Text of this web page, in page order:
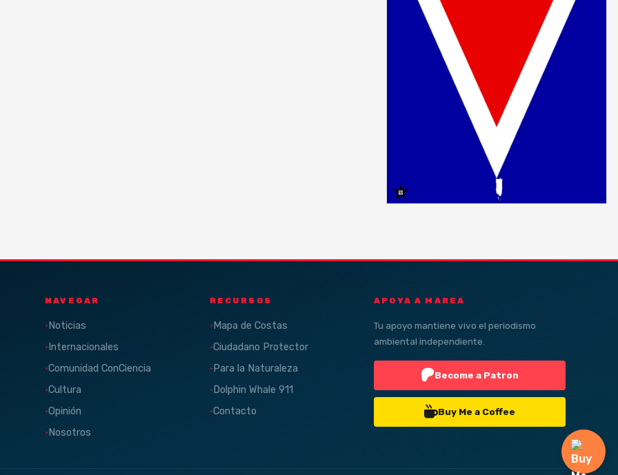
NAVEGAR
Noticias
Internacionales
Comunidad ConCiencia
Cultura
Opinión
Nosotros
RECURSOS
Mapa de Costas
Ciudadano Protector
Para la Naturaleza
Dolphin Whale 911
Contacto
APOYA A MAREA
Tu apoyo mantiene vivo el periodismo
ambiental independiente.
Become a Patron
Buy Me a Coffee